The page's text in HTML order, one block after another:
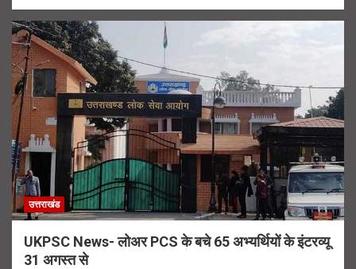
उत्तराखंड
UKPSC News- लोअर PCS के बचे 65 अभ्यर्थियों के इंटरव्यू
31 अगस्त से